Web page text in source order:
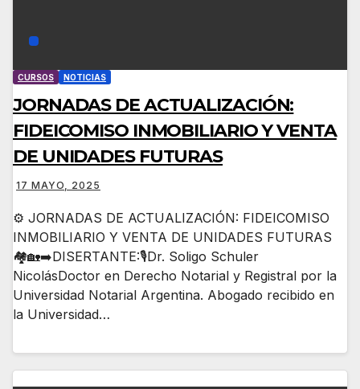
CURSOS NOTICIAS
JORNADAS DE ACTUALIZACIÓN:
FIDEICOMISO INMOBILIARIO Y VENTA
DE UNIDADES FUTURAS
17 MAYO, 2025
⚙️ JORNADAS DE ACTUALIZACIÓN: FIDEICOMISO
INMOBILIARIO Y VENTA DE UNIDADES FUTURAS
🏘️🏡➡️DISERTANTE:🎙️Dr. Soligo Schuler
NicolásDoctor en Derecho Notarial y Registral por la
Universidad Notarial Argentina. Abogado recibido en
la Universidad…